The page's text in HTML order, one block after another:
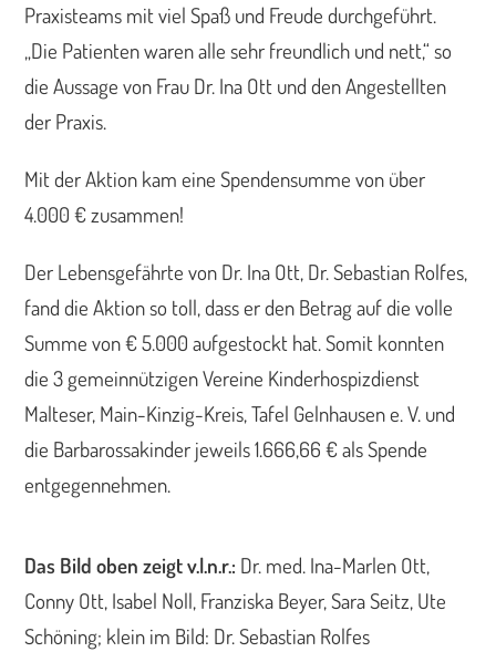
Praxisteams mit viel Spaß und Freude durchgeführt.
„Die Patienten waren alle sehr freundlich und nett,“ so
die Aussage von Frau Dr. Ina Ott und den Angestellten
der Praxis.
Mit der Aktion kam eine Spendensumme von über
4.000 € zusammen!
Der Lebensgefährte von Dr. Ina Ott, Dr. Sebastian Rolfes,
fand die Aktion so toll, dass er den Betrag auf die volle
Summe von € 5.000 aufgestockt hat. Somit konnten
die 3 gemeinnützigen Vereine Kinderhospizdienst
Malteser, Main-Kinzig-Kreis, Tafel Gelnhausen e. V. und
die Barbarossakinder jeweils 1.666,66 € als Spende
entgegennehmen.
Das Bild oben zeigt v.l.n.r.: Dr. med. Ina-Marlen Ott,
Conny Ott, Isabel Noll, Franziska Beyer, Sara Seitz, Ute
Schöning; klein im Bild: Dr. Sebastian Rolfes